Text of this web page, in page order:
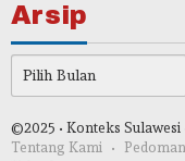
Arsip
©2025 • Konteks Sulawesi
Tentang Kami